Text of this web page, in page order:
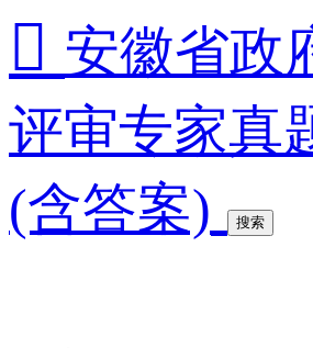
 安徽省政
评审专家真
(含答案)
搜索